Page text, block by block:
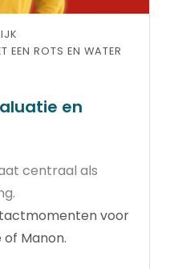
EEN ROTS EN WATER
en
centraal als
voor
Manon.